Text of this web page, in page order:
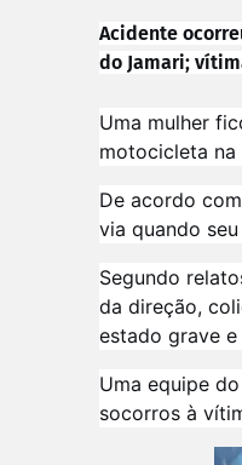
Acidente
do Jamari;
Uma mulher
motocicleta na
De acordo
via quando
Segundo
da direção,
estado grave
Uma equipe do
socorros à